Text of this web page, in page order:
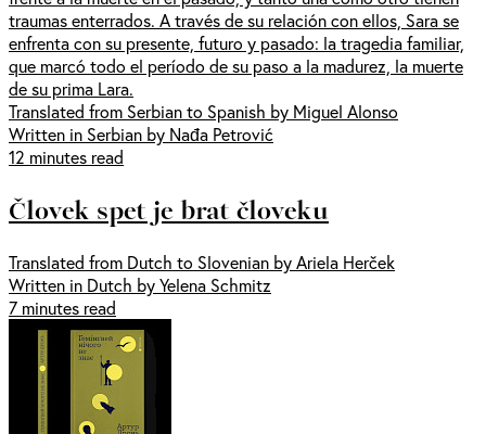
traumas enterrados. A través de su relación con ellos, Sara se
enfrenta con su presente, futuro y pasado: la tragedia familiar,
que marcó todo el período de su paso a la madurez, la muerte
de su prima Lara.
Translated from Serbian to Spanish by Miguel Alonso
Written in Serbian by Nađa Petrović
12 minutes read
Človek spet je brat človeku
Translated from Dutch to Slovenian by Ariela Herček
Written in Dutch by Yelena Schmitz
7 minutes read